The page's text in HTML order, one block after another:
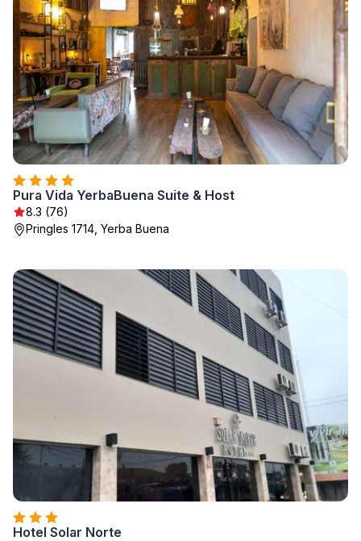
Pura Vida YerbaBuena Suite & Host
8.3 (76)
Pringles 1714, Yerba Buena
Hotel Solar Norte